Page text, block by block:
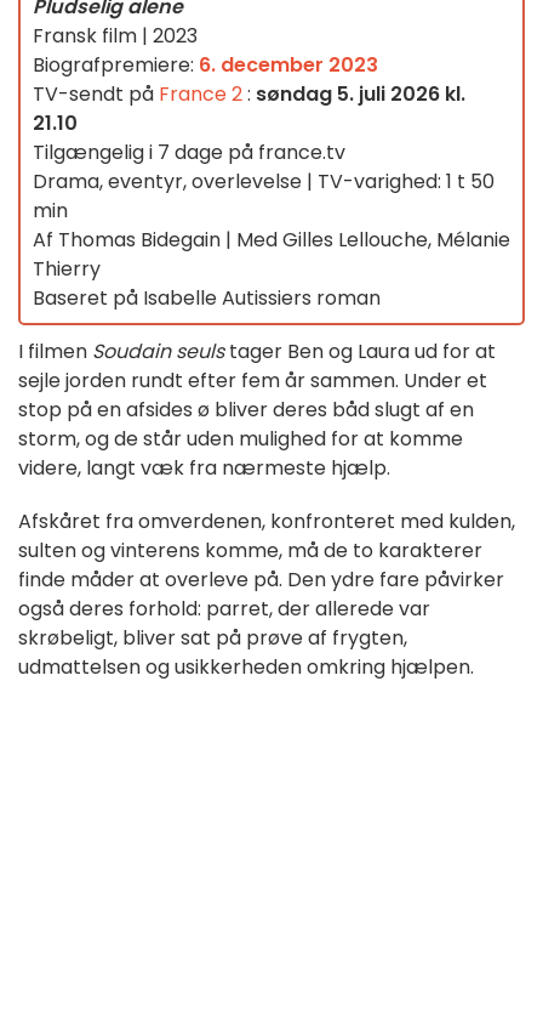
Pludselig alene
Fransk film | 2023
Biografpremiere: 6. december 2023
TV-sendt på France 2: søndag 5. juli 2026 kl.
21.10
Tilgængelig i 7 dage på france.tv
Drama, eventyr, overlevelse | TV-varighed: 1 t 50
min
Af Thomas Bidegain | Med Gilles Lellouche, Mélanie
Thierry
Baseret på Isabelle Autissiers roman
I filmen Soudain seulstager Ben og Laura ud for at
sejle jorden rundt efter fem år sammen. Under et
stop på en afsides ø bliver deres båd slugt af en
storm, og de står uden mulighed for at komme
videre, langt væk fra nærmeste hjælp.
Afskåret fra omverdenen, konfronteret med kulden,
sulten og vinterens komme, må de to karakterer
finde måder at overleve på. Den ydre fare påvirker
også deres forhold: parret, der allerede var
skrøbeligt, bliver sat på prøve af frygten,
udmattelsen og usikkerheden omkring hjælpen.